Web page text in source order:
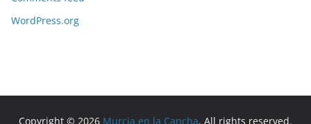
WordPress.org
Copyright © 2026 Murcia en la Cancha. All rights reserved.